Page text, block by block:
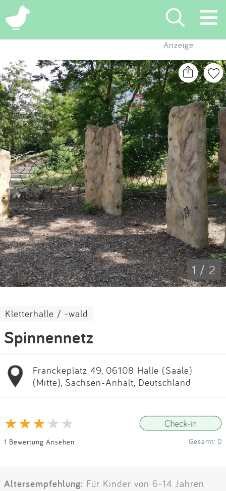
×
Suchen
Eintragen
App
Blog
Partner
Kontakt
Impressum
Anmelden
Anzeige
1 / 2
Kletterhalle / -wald
Spinnennetz
Franckeplatz 49, 06108 Halle (Saale)
(Mitte), Sachsen-Anhalt, Deutschland
1 Bewertung Ansehen Gesamt: 0
Altersempfehlung: Für Kinder von 6-14 Jahren